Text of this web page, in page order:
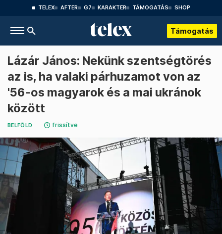
TELEX AFTER G7 KARAKTER TÁMOGATÁS SHOP
Támogatás
Lázár János: Nekünk szentségtörés
az is, ha valaki párhuzamot von az
'56-os magyarok és a mai ukránok
között
BELFÖLD frissítve